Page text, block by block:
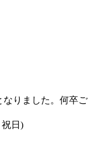
りました。何卒ご
日)